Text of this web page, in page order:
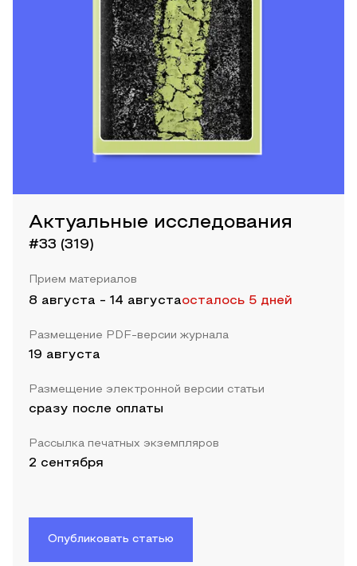
Актуальные исследования
#33 (319)
Прием материалов
8 августа - 14 августаосталось 5 дней
Размещение PDF-версии журнала
19 августа
Размещение электронной версии статьи
сразу после оплаты
Рассылка печатных экземпляров
2 сентября
Опубликовать статью